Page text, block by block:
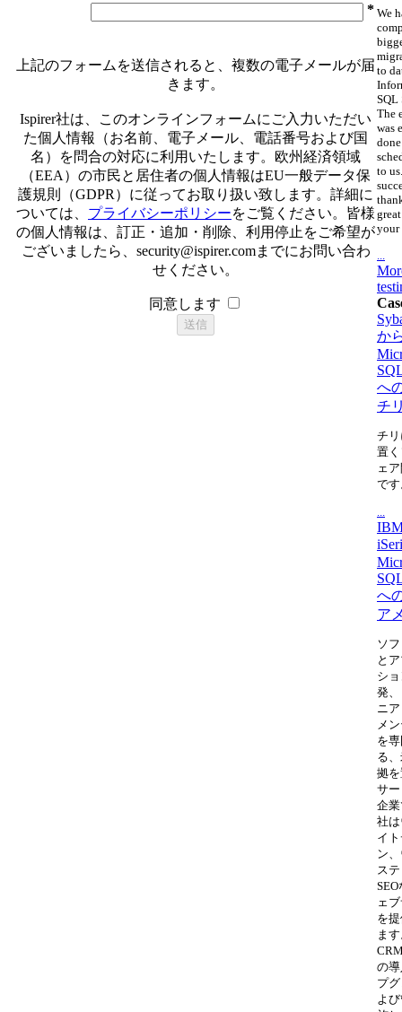
*
上記のフォームを送信されると、複数の電子メールが届
きます。
Ispirer社は、このオンラインフォームにご入力いただい
た個人情報（お名前、電子メール、電話番号および国
名）を問合の対応に利用いたします。欧州経済領域
（EEA）の市民と居住者の個人情報はEU一般データ保
護規則（GDPR）に従ってお取り扱い致します。詳細に
ついては、 プライバシーポリシーをご覧ください。皆様
の個人情報は、訂正・追加・削除、利用停止をご希望が
ございましたら、 security@ispirer.comまでにお問い合わ
せください。
同意します
We
to
SQL
The
was
to
your
か
へ
チ
チ
置
ェ
で
へ
ア
ソ
と
シ
発
ニ
メ
を
る
拠
サ
企
社
イ
ン
ス
ェ
を
ま
の
プ
よ